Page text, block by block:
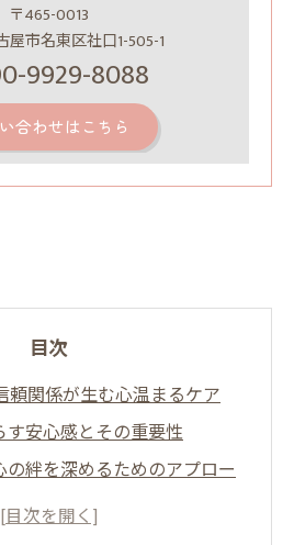
〒465-0013
屋市名東区社口1-505-1
9929-8088
合わせはこちら
目次
頼関係が生む心温まるケア
す安心感とその重要性
の絆を深めるためのアプロー